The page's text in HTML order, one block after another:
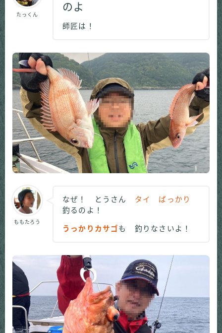
たっくん
のよ
師匠は！
ももたろう
なぜ！ とうさん タイ ばっかり
釣るのよ！
うっかりカサゴも 釣りなさいよ！